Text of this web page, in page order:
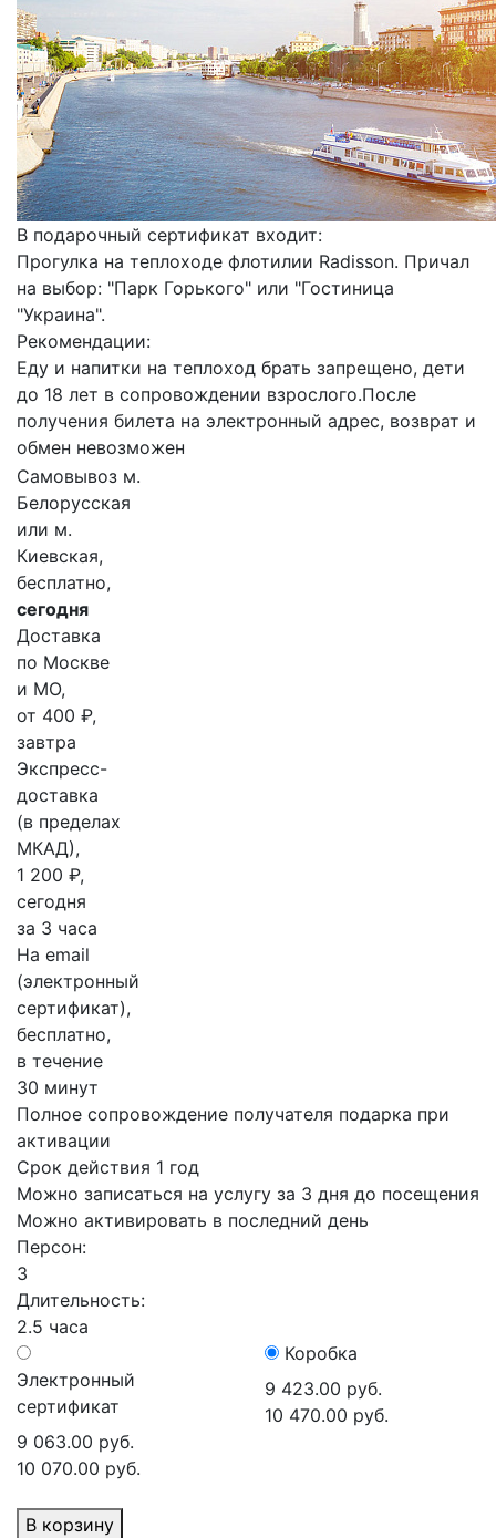
В подарочный сертификат входит:
Прогулка на теплоходе флотилии Radisson. Причал
на выбор: "Парк Горького" или "Гостиница
"Украина".
Рекомендации:
Еду и напитки на теплоход брать запрещено, дети
до 18 лет в сопровождении взрослого.После
получения билета на электронный адрес, возврат и
обмен невозможен
Самовывоз м.
Белорусская
или м.
Киевская,
бесплатно,
сегодня
Доставка
по Москве
и МО,
от 400 ₽,
завтра
Экспресс-
доставка
(в пределах
МКАД),
1 200 ₽,
сегодня
за 3 часа
На email
(электронный
сертификат),
бесплатно,
в течение
30 минут
Полное сопровождение получателя подарка при
активации
Срок действия 1 год
Можно записаться на услугу за 3 дня до посещения
Можно активировать в последний день
Персон:
3
Длительность:
2.5 часа
Электронный
сертификат
9 063.00 руб.
10 070.00 руб.
Коробка
9 423.00 руб.
10 470.00 руб.
В корзину